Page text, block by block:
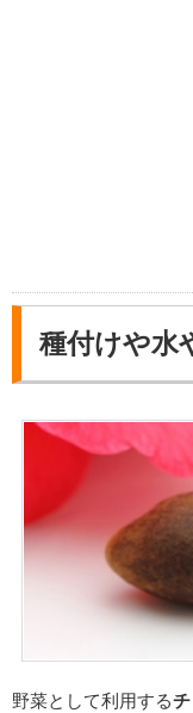
種付けや水
野菜として利用するチ